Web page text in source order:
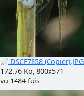
DSCF7858 (Copier).JPG
172.76 Ko, 800x571
vu 1484 fois